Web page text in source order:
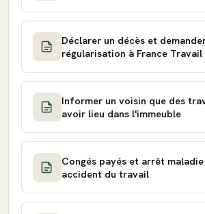
Déclarer un décès et
régularisation à France Travail
Informer un voisin que des
avoir lieu dans l'immeuble
Congés payés et arrêt
accident du travail